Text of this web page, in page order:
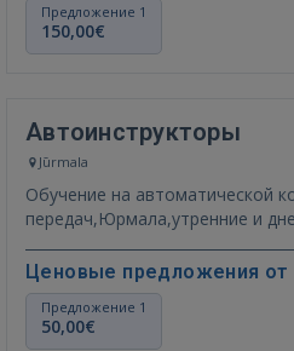
Предложение 1
150,00€
Автоинструкторы
Jūrmala
Обучение на автоматической
передач,Юрмала,утренние и
Ценовые предложения от
Предложение 1
50,00€